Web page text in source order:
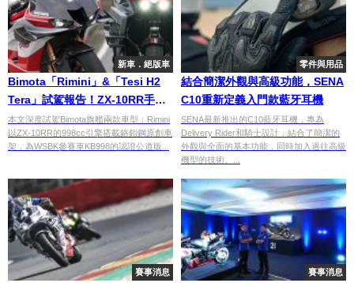
新車．絕版車
Bimota「Rimini」&「Tesi H2
Tera」試駕報告！ZX-10RR手工
賽車底子×機械增壓輪轂轉向冒險
車，頂級手工車的真實騎乘體驗
本文深度試駕Bimota旗艦兩款車型：Rimini
以ZX-10RR的998cc引擎搭載鉻鉬鋼原創車
架，為WSBK參賽車KB998的認證公道版...
零件與用品
結合簡潔外觀與高級功能，SENA
C10重新定義入門款藍牙耳機
SENA最新推出的C10藍牙耳機，專為
Delivery Rider和騎士設計，結合了簡潔的
外觀與全面的基本功能，同時加入過往高級
機型的技術。...
賽事消息 賽事消息